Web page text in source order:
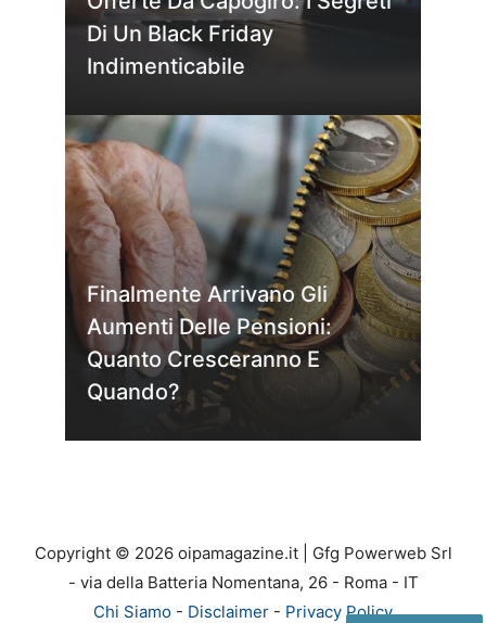
Di Un Black Friday
Indimenticabile
Finalmente Arrivano Gli
Aumenti Delle Pensioni:
Quanto Cresceranno E
Quando?
Copyright © 2026 oipamagazine.it | Gfg Powerweb Srl
- via della Batteria Nomentana, 26 - Roma - IT
Chi Siamo - Disclaimer - Privacy Policy